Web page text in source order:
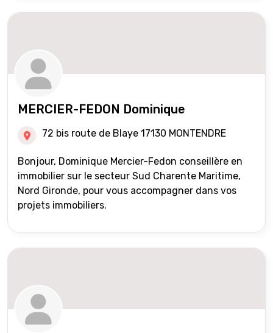
MERCIER-FEDON Dominique
72 bis route de Blaye 17130 MONTENDRE
Bonjour, Dominique Mercier-Fedon conseillère en
immobilier sur le secteur Sud Charente Maritime,
Nord Gironde, pour vous accompagner dans vos
projets immobiliers.